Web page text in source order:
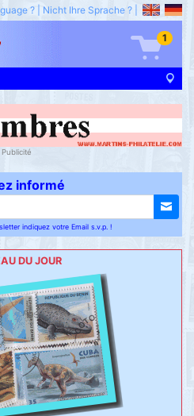
? Nicht Ihre Sprache ?
1
Publicité
informé
indiquez votre Email s.v.p. !
DU JOUR